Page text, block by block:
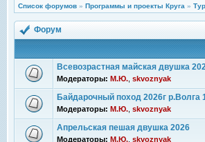
Список форумов » Программы и проекты Круга »
Форум
Всевозрастная майская двушка
Модераторы: М.Ю. skvoznyak
Байдарочный поход 2026г р.Волга
Модераторы: М.Ю. skvoznyak
Апрельская пешая двушка 2026
Модераторы: М.Ю. skvoznyak